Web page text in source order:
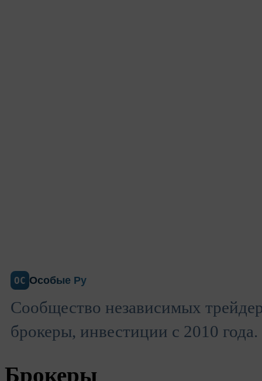
ОС Особые Ру
Сообщество независимых
брокеры, инвестиции с 2010 года.
Брокеры